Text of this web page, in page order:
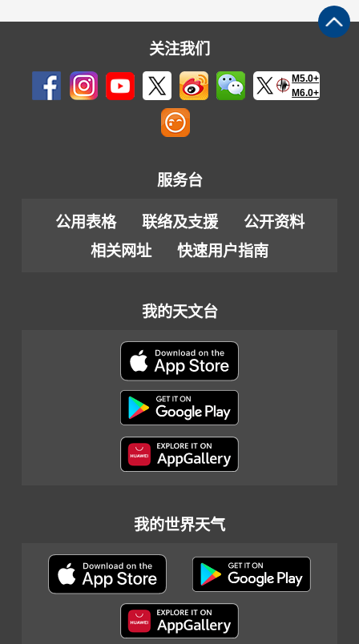
关注我们
M5.0+
M6.0+
服务台
公用表格 联络及支援
公开资料
相关网址
快速用户指南
我的天文台
我的世界天气